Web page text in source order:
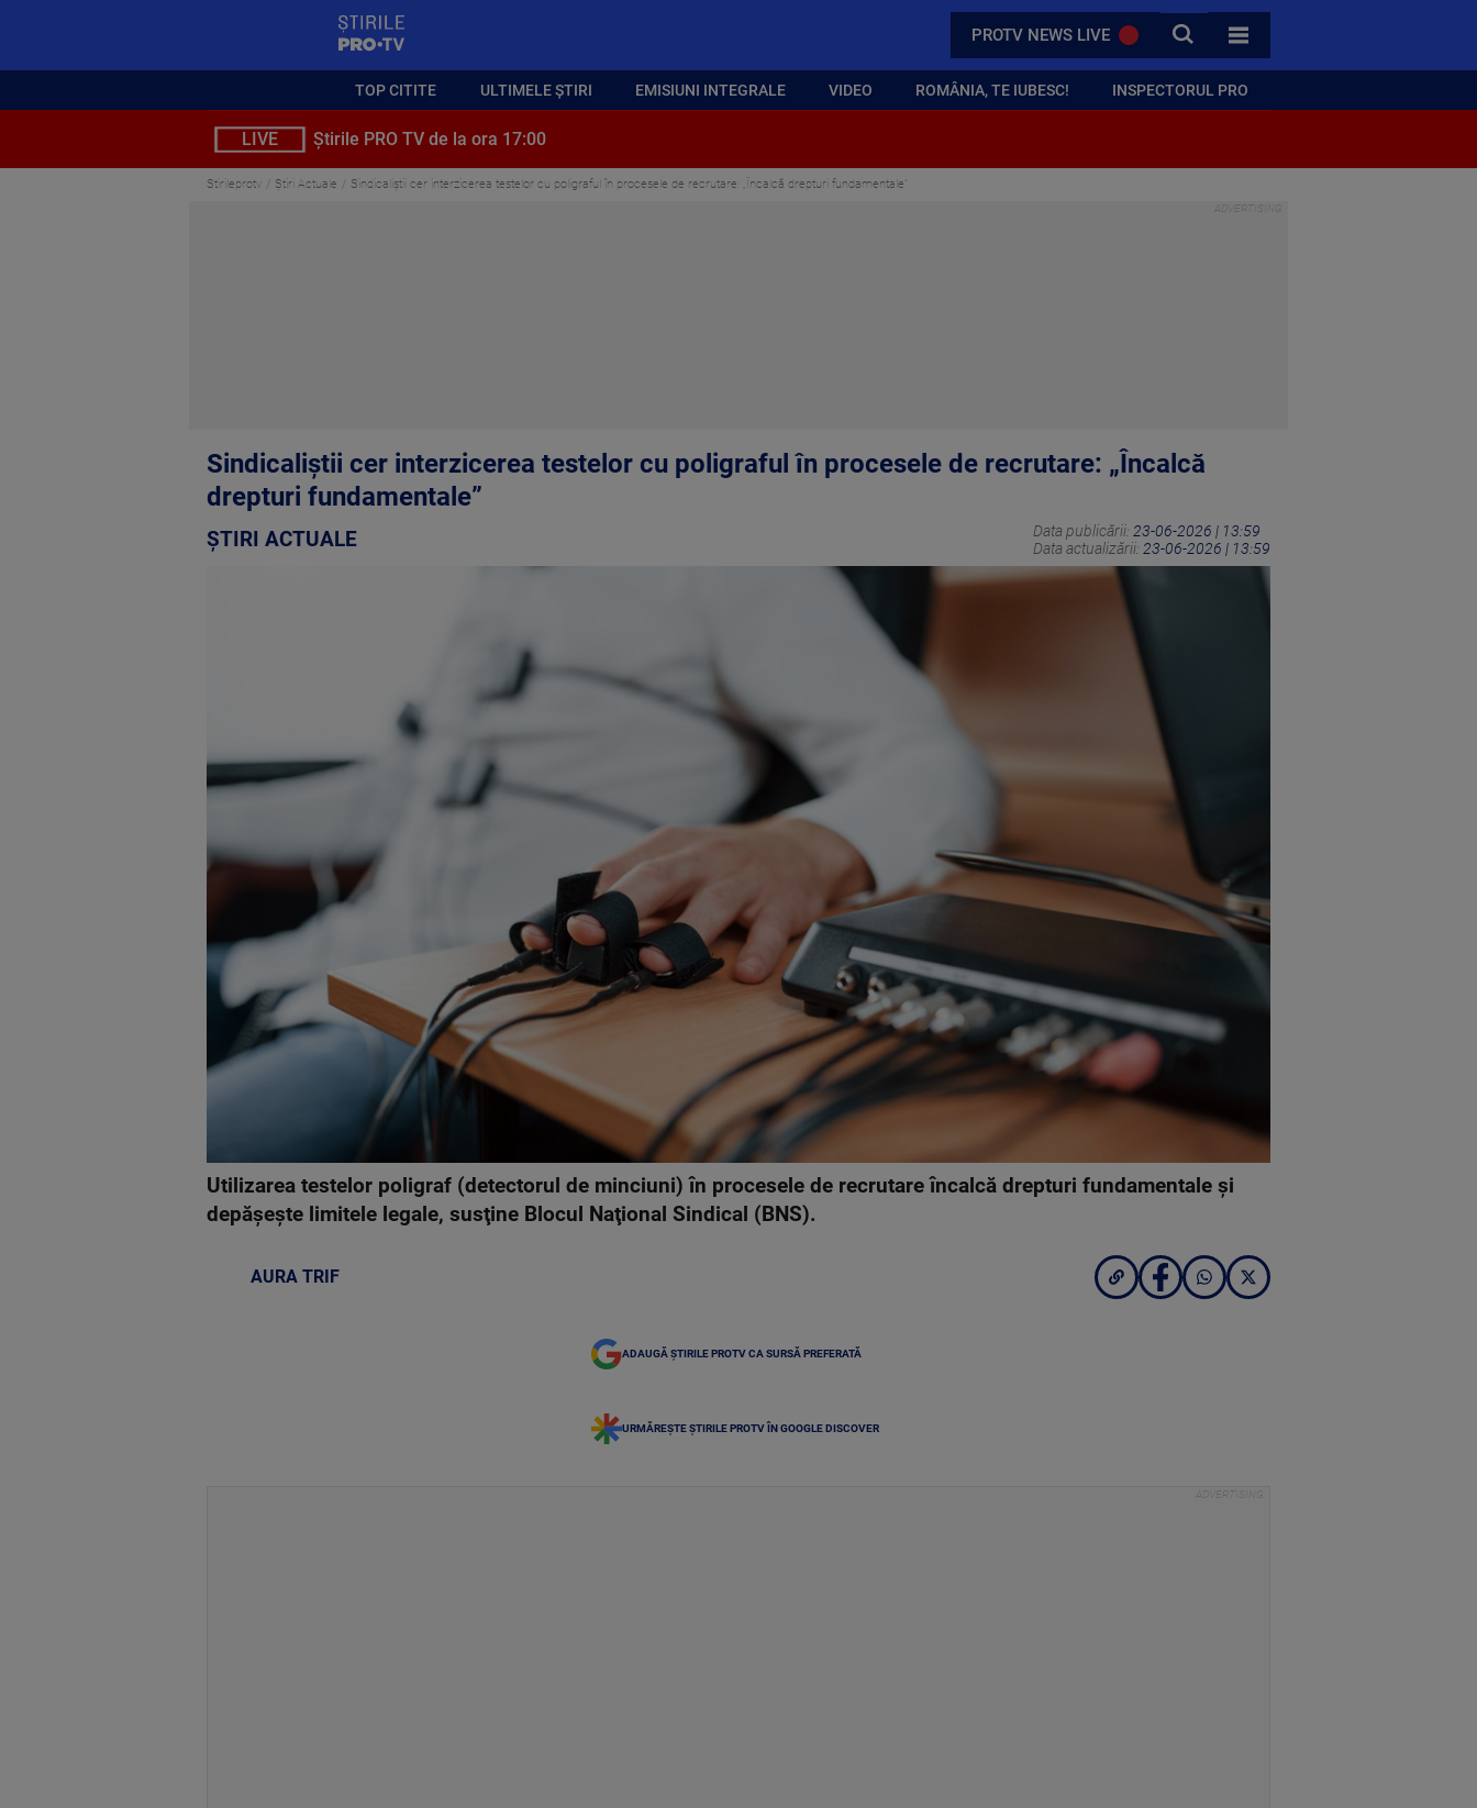
PROTV NEWS LIVE CAUTA
TOATE CATEGORIILE
TOP CITITE ULTIMELE ȘTIRI EMISIUNI INTEGRALE VIDEO ROMÂNIA, TE IUBESC! INSPECTORUL PRO
LIVE Știrile PRO TV de la ora 17:00
Stirileprotv Știri Actuale Sindicaliștii cer interzicerea testelor cu poligraful în procesele de recrutare: „Încalcă drepturi fundamentale”
Sindicaliștii cer interzicerea testelor cu poligraful în procesele de recrutare: „Încalcă
drepturi fundamentale”
ȘTIRI ACTUALE Data publicării: 23-06-2026 | 13:59
Data actualizării: 23-06-2026 | 13:59
Utilizarea testelor poligraf (detectorul de minciuni) în procesele de recrutare încalcă drepturi fundamentale şi
depăşeşte limitele legale, susţine Blocul Naţional Sindical (BNS).
AURA TRIF
ADAUGĂ ȘTIRILE PROTV CA SURSĂ PREFERATĂ
URMĂREȘTE ȘTIRILE PROTV ÎN GOOGLE DISCOVER